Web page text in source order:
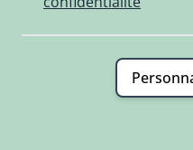
© 2026